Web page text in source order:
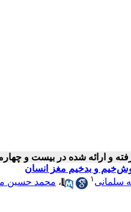
و بدخیم مغز انسان
سلمانی ۱ ، محمد حسین